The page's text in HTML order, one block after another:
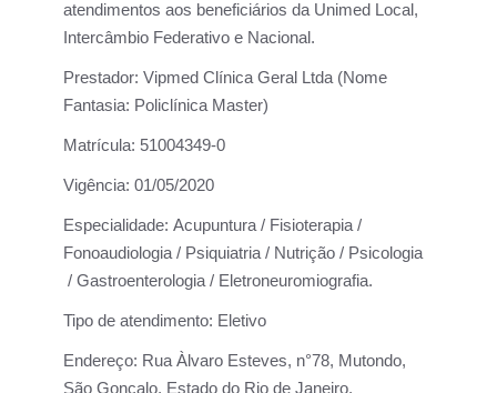
atendimentos aos beneficiários da Unimed Local,
Intercâmbio Federativo e Nacional.
Prestador: Vipmed Clínica Geral Ltda (Nome
Fantasia: Policlínica Master)
Matrícula: 51004349-0
Vigência: 01/05/2020
Especialidade: Acupuntura / Fisioterapia /
Fonoaudiologia / Psiquiatria / Nutrição / Psicologia
/ Gastroenterologia / Eletroneuromiografia.
Tipo de atendimento: Eletivo
Endereço: Rua Àlvaro Esteves, n°78, Mutondo,
São Gonçalo, Estado do Rio de Janeiro.